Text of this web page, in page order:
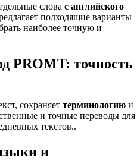
слова с английского
подходящие варианты
наиболее точную и
PROMT: точность
сохраняет терминологию и
и точные переводы для
текстов..
и